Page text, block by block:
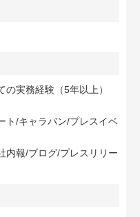
の実務経験（5年以上）
ト/キャラバン/プレスイベ
内報/ブログ/プレスリリー